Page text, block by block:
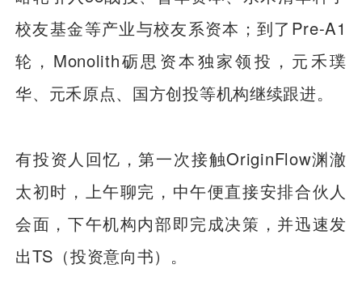
校友基金等产业与校友系资本；到了Pre-A1
轮，Monolith砺思资本独家领投，元禾璞
华、元禾原点、国方创投等机构继续跟进。
有投资人回忆，第一次接触OriginFlow渊澈
太初时，上午聊完，中午便直接安排合伙人
会面，下午机构内部即完成决策，并迅速发
出TS（投资意向书）。